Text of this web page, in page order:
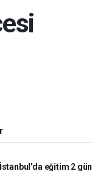
İstanbul’da eğitim 2 gün